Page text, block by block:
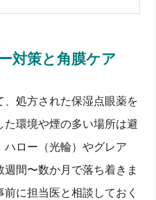
対策と角膜ケア
処方された保湿点眼薬を
環境や煙の多い場所は避
ハロー（光輪）やグレア
週間〜数か月で落ち着きま
に担当医と相談しておく